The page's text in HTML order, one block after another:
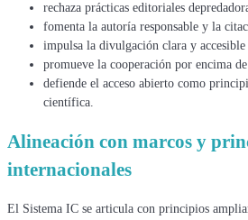
rechaza prácticas editoriales
fomenta la autoría responsable y la
impulsa la divulgación clara y
promueve la cooperación por encima
defiende el acceso abierto como
científica.
Alineación con marcos y
internacionales
El Sistema IC se articula con principios